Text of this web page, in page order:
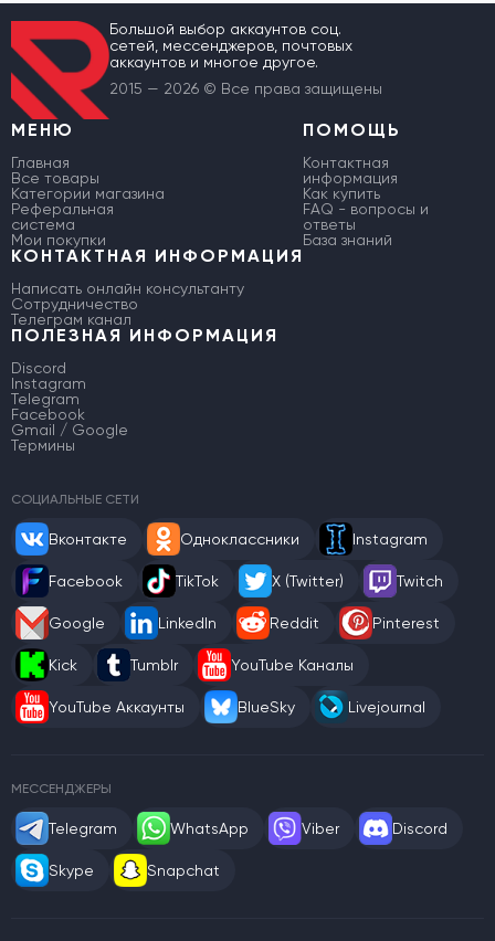
Большой выбор аккаунтов соц.
сетей, мессенджеров, почтовых
аккаунтов и многое другое.
2015 — 2026 © Все права защищены
МЕНЮ
Главная
Все товары
Категории магазина
Реферальная
система
Мои покупки
ПОМОЩЬ
Контактная
информация
Как купить
FAQ - вопросы и
ответы
База знаний
КОНТАКТНАЯ ИНФОРМАЦИЯ
Написать онлайн консультанту
Сотрудничество
Телеграм канал
ПОЛЕЗНАЯ ИНФОРМАЦИЯ
Discord
Instagram
Telegram
Facebook
Gmail / Google
Термины
СОЦИАЛЬНЫЕ СЕТИ
Вконтакте Одноклассники Instagram
Facebook TikTok X (Twitter) Twitch
Google LinkedIn Reddit Pinterest
Kick Tumblr YouTube Каналы
YouTube Аккаунты BlueSky Livejournal
МЕССЕНДЖЕРЫ
Telegram WhatsApp Viber Discord
Skype Snapchat